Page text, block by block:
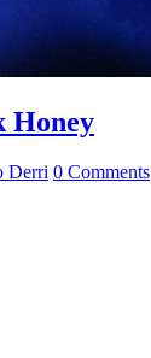
Honey
Derri 0 Comments